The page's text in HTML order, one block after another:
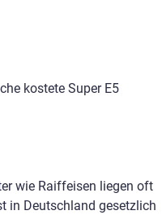
kostete Super E5
wie Raiffeisen liegen oft
in Deutschland gesetzlich